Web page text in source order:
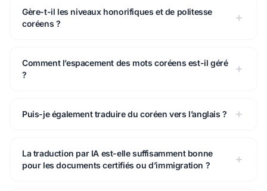
Gère-t-il les niveaux honorifiques et de politesse
coréens ?
Comment l’espacement des mots coréens est-il géré
?
Puis-je également traduire du coréen vers l’anglais ?
La traduction par IA est-elle suffisamment bonne
pour les documents certifiés ou d’immigration ?